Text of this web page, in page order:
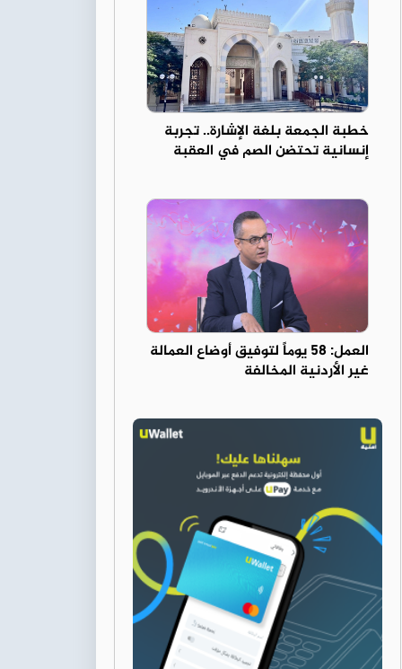
خطبة الجمعة بلغة الإشارة.. تجربة
إنسانية تحتضن الصم في العقبة
العمل: 58 يوماً لتوفيق أوضاع العمالة
غير الأردنية المخالفة